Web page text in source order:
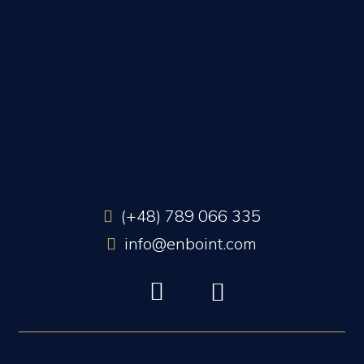
(+48) 789 066 335
info@enboint.com